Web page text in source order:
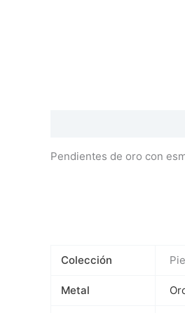
Pendientes de oro con
Colección
Metal